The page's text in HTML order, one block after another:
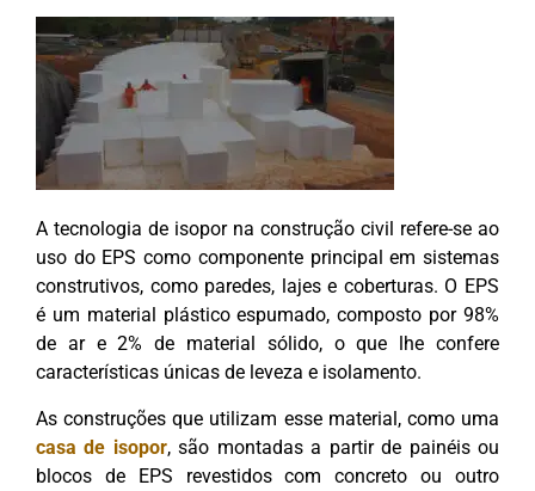
A tecnologia de isopor na construção civil refere-se ao
uso do EPS como componente principal em sistemas
construtivos, como paredes, lajes e coberturas. O EPS
é um material plástico espumado, composto por 98%
de ar e 2% de material sólido, o que lhe confere
características únicas de leveza e isolamento.
As construções que utilizam esse material, como uma
casa de isopor, são montadas a partir de painéis ou
blocos de EPS revestidos com concreto ou outro